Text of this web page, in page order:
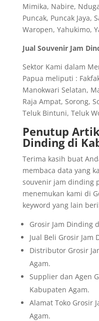
Mimika, Nabire,
Puncak, Puncak Jaya,
Waropen, Yahukimo,
Jual Souvenir Jam
Sektor Kami dalam
Papua meliputi :
Manokwari Selatan,
Raja Ampat, Sorong,
Teluk Bintuni, Teluk
Penutup
Dinding di
Terima kasih buat
membaca data yang
souvenir jam dinding
menemukan kami di
keyword yang lain
Grosir Jam Dinding
Jual Beli Grosir
Distributor Grosir
Agam.
Supplier dan Agen
Kabupaten Agam.
Alamat Toko Grosir
Agam.